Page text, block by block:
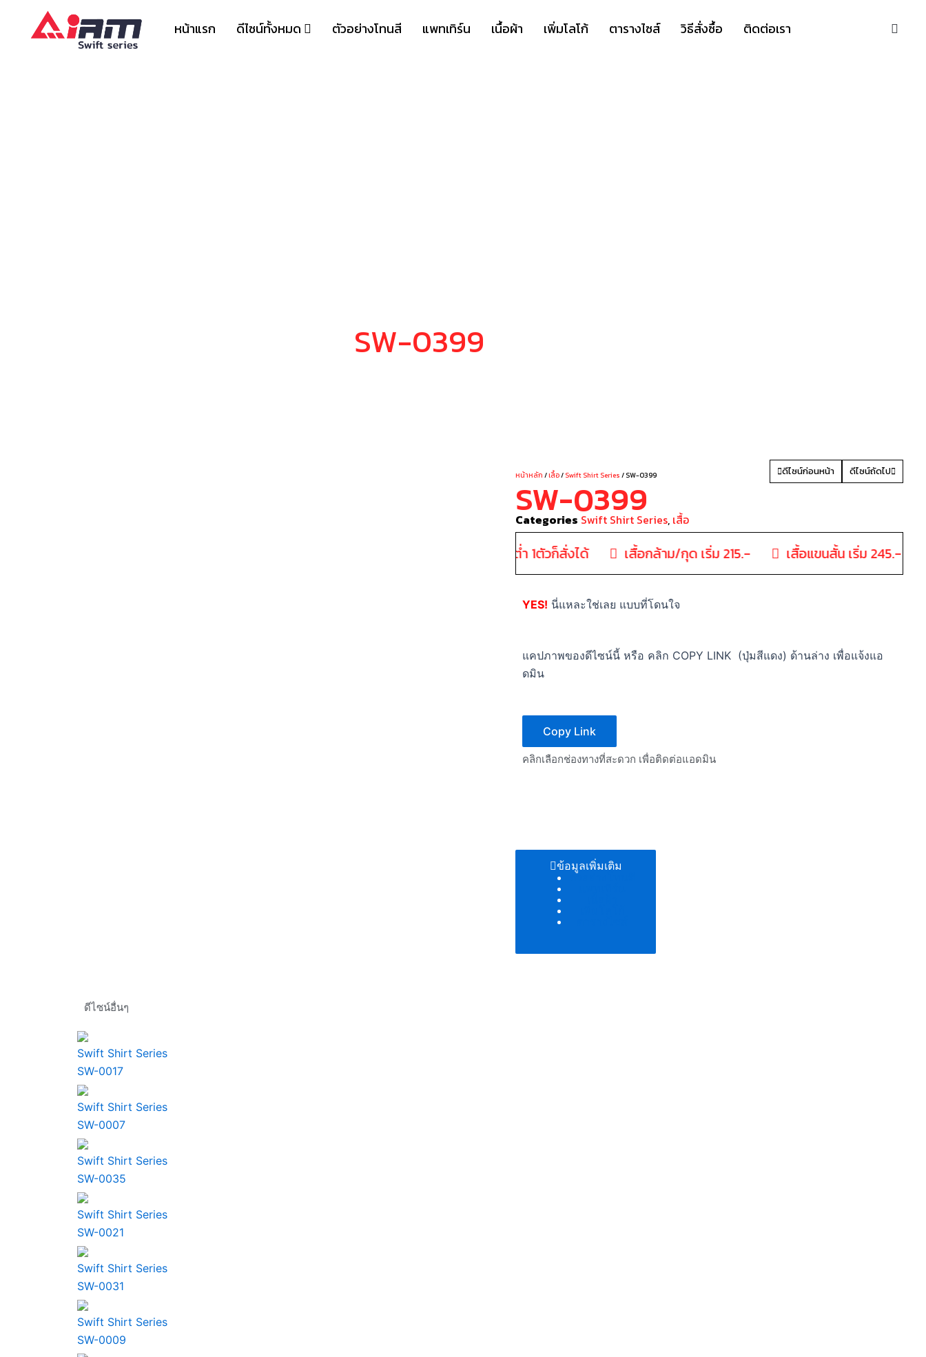
หน้าแรก ดีไซน์ทั้งหมด ตัวอย่างโทนสี แพทเทิร์น เนื้อผ้า เพิ่มโลโก้ ตารางไซส์ วิธีสั่งซื้อ ติดต่อเรา
SW-0399
หน้าหลัก /เสื้อ/ Swift Shirt Series / SW-0399 ดีไซน์ก่อนหน้า ดีไซน์ถัดไป
SW-0399
Categories Swift Shirt Series, เสื้อ
ไม่มีขั้นต่ำ 1ตัวก็สั่งได้ เสื้อกล้าม/กุด เริ่ม 215.- เสื้อแขนสั้น เริ่ม 245.-
YES! นี่แหละใช่เลย แบบที่โดนใจ
แคปภาพของดีไซน์นี้ หรือ คลิก COPY LINK (ปุ่มสีแดง) ด้านล่าง เพื่อแจ้งแอ
ดมิน
Copy Link
คลิกเลือกช่องทางที่สะดวก เพื่อติดต่อแอดมิน
ข้อมูลเพิ่มเติม
ตัวอย่างโทนสี
ดีไซน์อื่นๆ
Swift Shirt Series
SW-0017
Swift Shirt Series
SW-0007
Swift Shirt Series
SW-0035
Swift Shirt Series
SW-0021
Swift Shirt Series
SW-0031
Swift Shirt Series
SW-0009